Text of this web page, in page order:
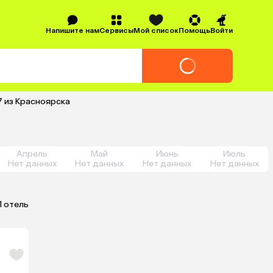
Напишите намСервисыМой списокПомощьВойти
из Красноярска
Апрель
Нет данных
Май
Нет данных
Июнь
Нет данных
Июль
Нет данных
отель